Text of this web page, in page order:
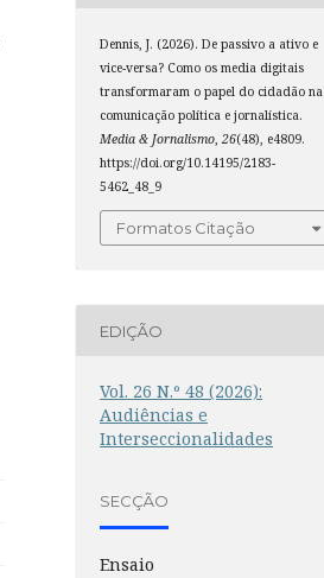
Dennis, J. (2026). De passivo a ativo e
vice-versa? Como os media digitais
transformaram o papel do cidadão na
comunicação política e jornalística.
Media & Jornalismo,26(48), e4809.
https://doi.org/10.14195/2183-
5462_48_9
Formatos Citação
EDIÇÃO
Vol. 26 N.º 48 (2026):
Audiências e
Interseccionalidades
SECÇÃO
Ensaio